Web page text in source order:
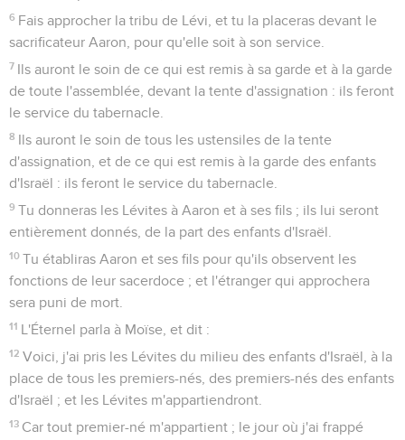
6 Fais approcher la tribu de Lévi, et tu la placeras devant le
sacrificateur Aaron, pour qu'elle soit à son service.
7 Ils auront le soin de ce qui est remis à sa garde et à la garde
de toute l'assemblée, devant la tente d'assignation : ils feront
le service du tabernacle.
8 Ils auront le soin de tous les ustensiles de la tente
d'assignation, et de ce qui est remis à la garde des enfants
d'Israël : ils feront le service du tabernacle.
9 Tu donneras les Lévites à Aaron et à ses fils ; ils lui seront
entièrement donnés, de la part des enfants d'Israël.
10 Tu établiras Aaron et ses fils pour qu'ils observent les
fonctions de leur sacerdoce ; et l'étranger qui approchera
sera puni de mort.
11 L'Éternel parla à Moïse, et dit :
12 Voici, j'ai pris les Lévites du milieu des enfants d'Israël, à la
place de tous les premiers-nés, des premiers-nés des enfants
d'Israël ; et les Lévites m'appartiendront.
13 Car tout premier-né m'appartient ; le jour où j'ai frappé